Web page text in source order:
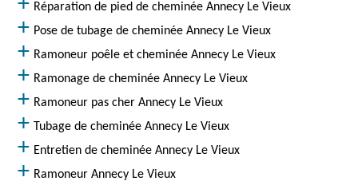
Réparation de pied de cheminée Annecy Le Vieux
Pose de tubage de cheminée Annecy Le Vieux
Ramoneur poêle et cheminée Annecy Le Vieux
Ramonage de cheminée Annecy Le Vieux
Ramoneur pas cher Annecy Le Vieux
Tubage de cheminée Annecy Le Vieux
Entretien de cheminée Annecy Le Vieux
Ramoneur Annecy Le Vieux